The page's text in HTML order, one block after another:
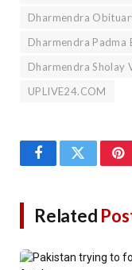
Dharmendra
Dharmendra Padma
Dharmendra Sholay
UPLIVE24.COM
FacebookTwitter
Related